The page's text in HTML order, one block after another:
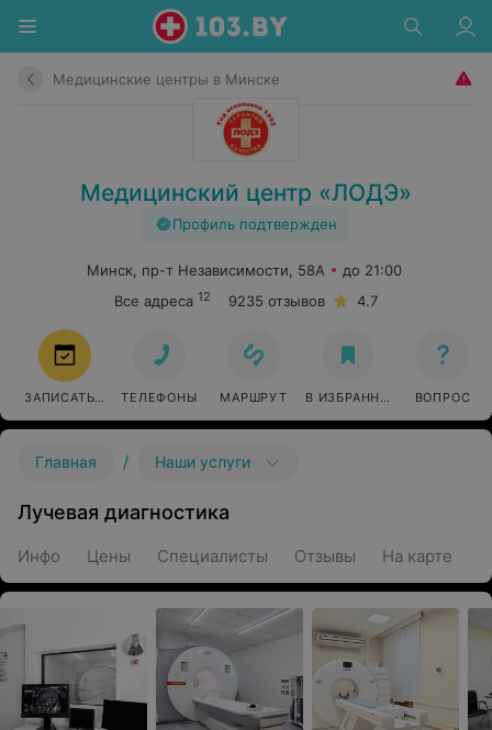
Медицинские центры в Минске
Медицинский центр «ЛОДЭ»
Профиль подтвержден
Минск, пр-т Независимости, 58А
до 21:00
Все адреса 12 9235 отзывов 4.7
ЗАПИСАТЬСЯ ТЕЛЕФОНЫ МАРШРУТ В ИЗБРАННОЕ ВОПРОС
Главная / Наши услуги
Лучевая диагностика
Инфо Цены Специалисты Отзывы На карте